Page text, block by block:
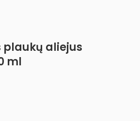
aliejus
ml